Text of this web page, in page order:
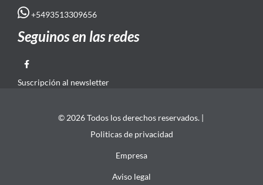
+5493513309656
Seguinos en las redes
Suscripción al newsletter
© 2026 Todos los derechos reservados. |
Politicas de privacidad
Empresa
Aviso legal